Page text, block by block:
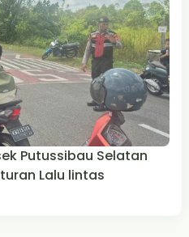
Putussibau Selatan
Lalu lintas